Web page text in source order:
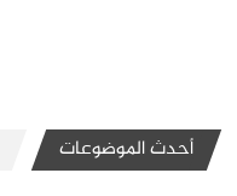
أحدث الموضوعات